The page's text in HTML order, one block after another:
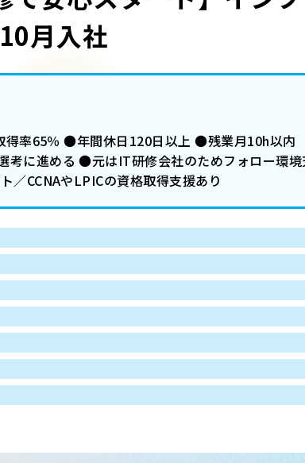
月入社
率65％ ●年間休日120日以上 ●残業月10h以内
考に進める ●元はIT研修会社のためフォロー環
／CCNAやLPICの資格取得支援あり